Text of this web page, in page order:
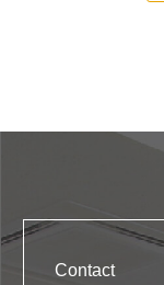
Contact